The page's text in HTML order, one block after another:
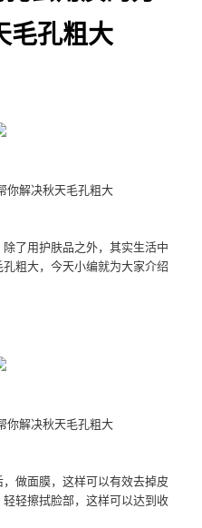
毛孔粗大
你解决秋天毛孔粗大
了用护肤品之外，其实生活中
粗大，今天小编就为大家介绍
你解决秋天毛孔粗大
做面膜，这样可以有效去掉皮
轻擦拭脸部，这样可以达到收